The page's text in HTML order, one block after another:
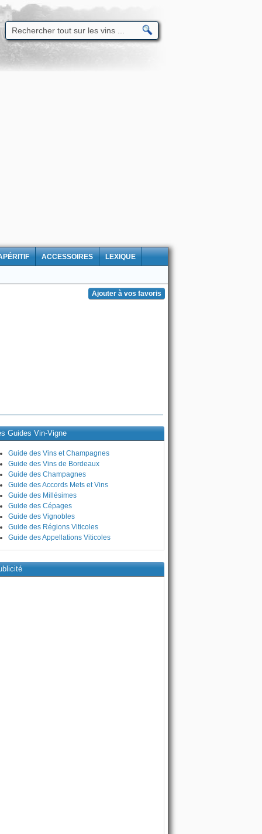
ACCESSOIRES LEXIQUE
Guides Vin-Vigne
Guide des Vins et Champagnes
Guide des Vins de Bordeaux
Guide des Champagnes
Guide des Accords Mets et Vins
Guide des Millésimes
Guide des Cépages
Guide des Vignobles
Guide des Régions Viticoles
Guide des Appellations Viticoles